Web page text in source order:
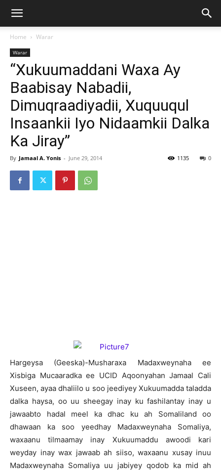
Home Warar
Warar
“Xukuumaddani Waxa Ay
Baabisay Nabadii,
Dimuqraadiyadii, Xuquuqul
Insaankii Iyo Nidaamkii Dalka
Ka Jiray”
By Jamaal A. Yonis - June 29, 2014 0
1135
Hargeysa (Geeska)-Musharaxa Madaxweynaha ee
Xisbiga Mucaaradka ee UCID Aqoonyahan Jamaal Cali
Xuseen, ayaa dhaliilo u soo jeediyey Xukuumadda taladda
dalka haysa, oo uu sheegay inay ku fashilantay inay u
jawaabto hadal meel ka dhac ku ah Somaliland oo
dhawaan ka soo yeedhay Madaxweynaha Somaliya,
waxaanu tilmaamay inay Xukuumaddu awoodi kari
weyday inay wax jawaab ah siiso, waxaanu xusay inuu
Madaxweynaha Somaliya uu jabiyey qodob ka mid ah